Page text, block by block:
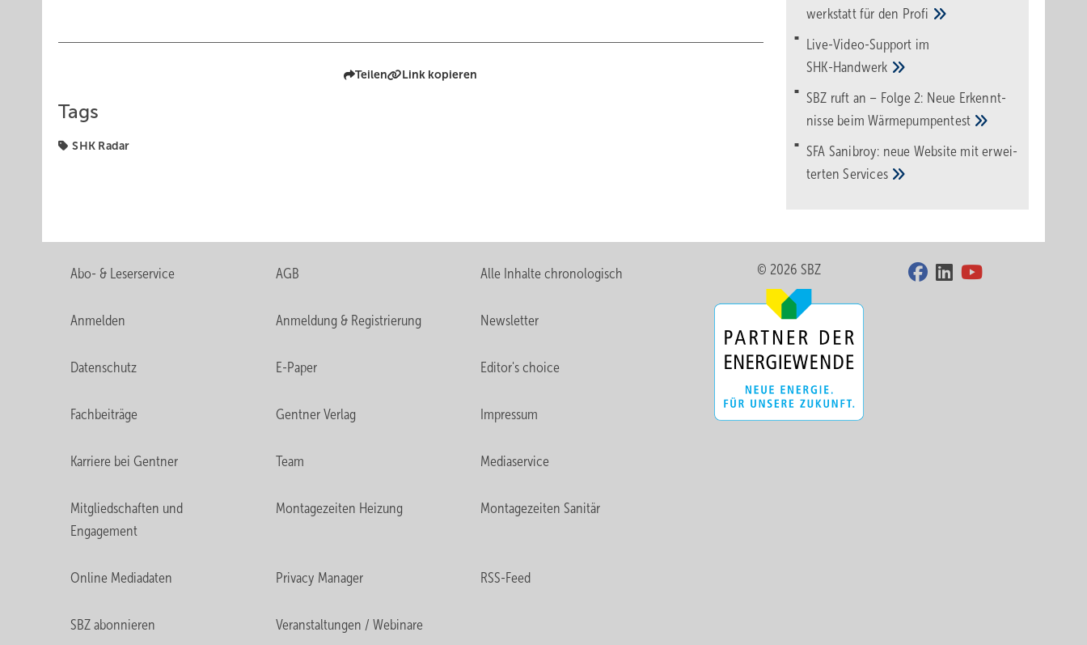
Teilen Link kopieren
Tags
SHK Radar
werk­statt für den Pro­fi
Live-Video-Support im
SHK-Handwerk
SBZ ruft an – Folge 2: Neue Erkennt­
nisse beimWärme­pumpen­test
SFA Sanibroy: neue Web­site mit erwei­
tertenServices
Abo- & Leserservice AGB Alle Inhalte chronologisch
Anmelden Anmeldung & Registrierung Newsletter
Datenschutz E-Paper Editor's choice
Fachbeiträge Gentner Verlag Impressum
Karriere bei Gentner Team Mediaservice
Mitgliedschaften und
Engagement
Montagezeiten Heizung Montagezeiten Sanitär
Online Mediadaten Privacy Manager RSS-Feed
SBZ abonnieren Veranstaltungen / Webinare
© 2026 SBZ